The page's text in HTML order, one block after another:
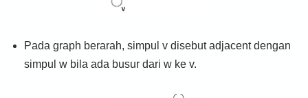
Pada graph berarah, simpul v disebut adjacent dengan
simpul w bila ada busur dari w ke v.